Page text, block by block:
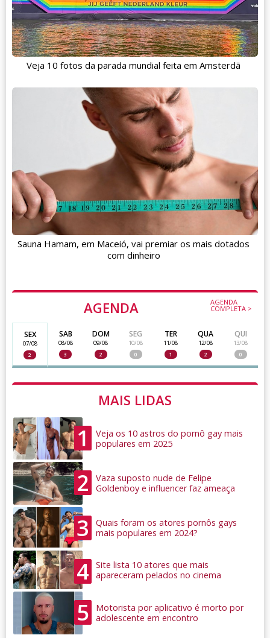
AGENDA AGENDA
COMPLETA >
SEX
07/08
2
SAB
08/08
3
DOM
09/08
2
SEG
10/08
0
TER
11/08
1
QUA
12/08
2
QUI
13/08
0
MAIS LIDAS
1
Veja os 10 astros do pornô gay mais
populares em 2025
2
Vaza suposto nude de Felipe
Goldenboy e influencer faz ameaça
3
Quais foram os atores pornôs gays
mais populares em 2024?
4
Site lista 10 atores que mais
apareceram pelados no cinema
5
Motorista por aplicativo é morto por
adolescente em encontro
Veja 10 fotos da parada mundial feita em Amsterdã
Sauna Hamam, em Maceió, vai premiar os mais dotados
com dinheiro